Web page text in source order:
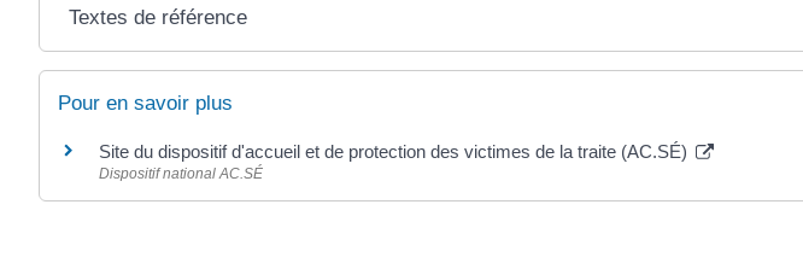
Textes de référence
Pour en savoir plus
Site du dispositif d'accueil et de protection des victimes de la traite (AC.SÉ)
Dispositif national AC.SÉ